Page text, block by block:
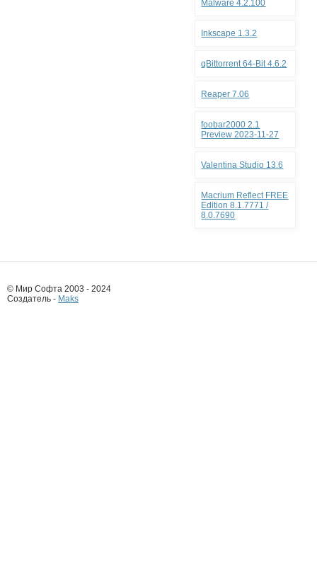
Malware 4.2.100
Inkscape 1.3.2
qBittorrent 64-Bit 4.6.2
Reaper 7.06
foobar2000 2.1
Preview 2023-11-27
Valentina Studio 13.6
Macrium Reflect FREE
Edition 8.1.7771 /
8.0.7690
© Мир Софта 2003 - 2024
Создатель - Maks